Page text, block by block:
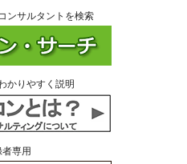
ンサルタントを検索
かりやすく説明
者専用